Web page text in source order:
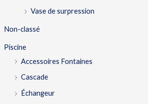
Vase de surpression
Non-classé
Piscine
Accessoires Fontaines
Cascade
Échangeur